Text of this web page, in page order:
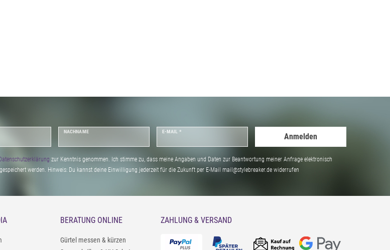
NACHNAME E-MAIL *
Anmelden
zur Kenntnis genommen. Ich stimme zu, dass meine Angaben und Daten zur Beantwortung meiner Anfrage elektronisch
werden. Hinweis: Du kannst deine Einwilligung jederzeit für die Zukunft per E-Mail mail@stylebreaker.de widerrufen
BERATUNG ONLINE
Gürtel messen & kürzen
ZAHLUNG & VERSAND